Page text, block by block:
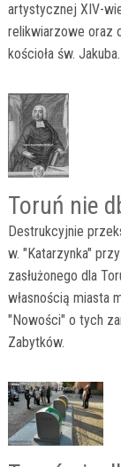
artystycznej XIV-
relikwiarzowe oraz
kościoła św. Jakuba.
Toruń nie
Destrukcyjnie
w. "Katarzynka"
zasłużonego dla
własnością miasta
"Nowości" o tych
Zabytków.